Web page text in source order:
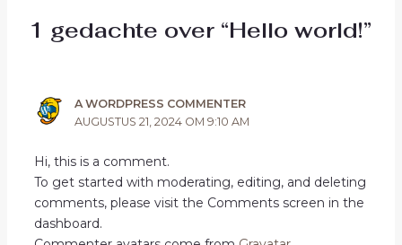
1 gedachte over “Hello world!”
A WORDPRESS COMMENTER
AUGUSTUS 21, 2024 OM 9:10 AM
Hi, this is a comment.
To get started with moderating, editing, and deleting
comments, please visit the Comments screen in the
dashboard.